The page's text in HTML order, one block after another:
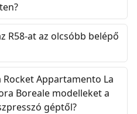
R58-at az olcsóbb belépő
Appartamento La
Boreale modelleket a
géptől?